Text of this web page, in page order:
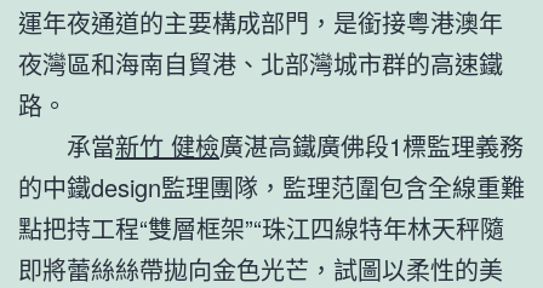
運年夜通道的主要構成部門，是銜接粵港澳年
夜灣區和海南自貿港、北部灣城市群的高速鐵
路。
承當新竹 健檢廣湛高鐵廣佛段1標監理義務
的中鐵design監理團隊，監理范圍包含全線重難
點把持工程“雙層框架”“珠江四線特年林天秤隨
即將蕾絲絲帶拋向金色光芒，試圖以柔性的美